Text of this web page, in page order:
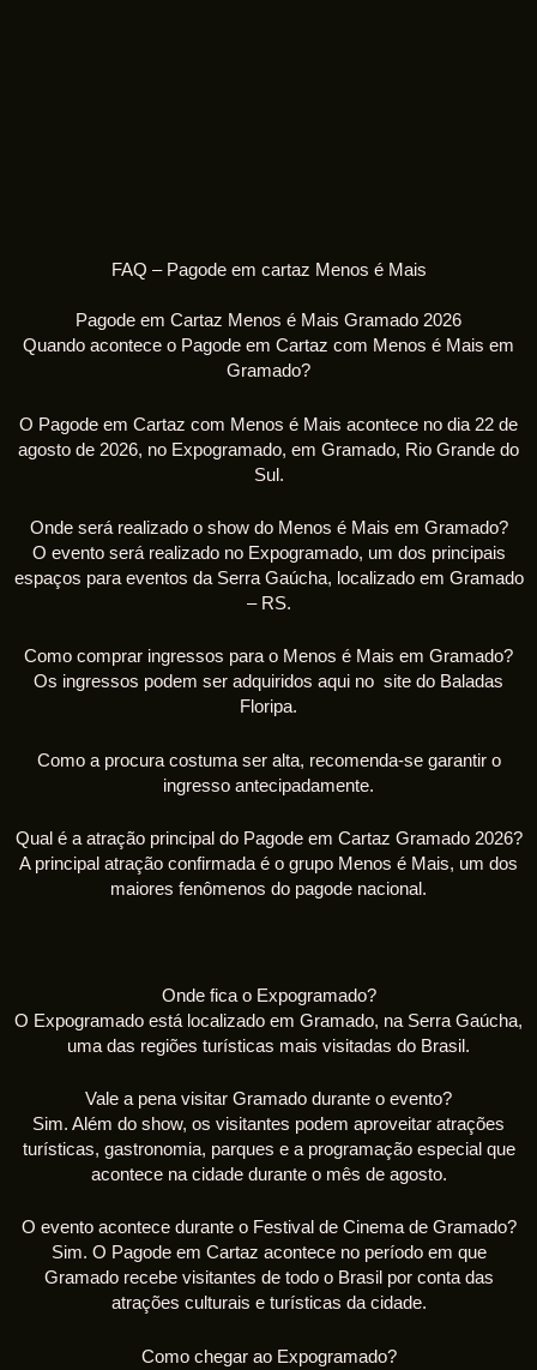
FAQ – Pagode em cartaz Menos é Mais
Pagode em Cartaz Menos é Mais Gramado 2026
Quando acontece o Pagode em Cartaz com Menos é Mais em
Gramado?
O Pagode em Cartaz com Menos é Mais acontece no dia 22 de
agosto de 2026, no Expogramado, em Gramado, Rio Grande do
Sul.
Onde será realizado o show do Menos é Mais em Gramado?
O evento será realizado no Expogramado, um dos principais
espaços para eventos da Serra Gaúcha, localizado em Gramado
– RS.
Como comprar ingressos para o Menos é Mais em Gramado?
Os ingressos podem ser adquiridos aqui no site do Baladas
Floripa.
Como a procura costuma ser alta, recomenda-se garantir o
ingresso antecipadamente.
Qual é a atração principal do Pagode em Cartaz Gramado 2026?
A principal atração confirmada é o grupo Menos é Mais, um dos
maiores fenômenos do pagode nacional.
Onde fica o Expogramado?
O Expogramado está localizado em Gramado, na Serra Gaúcha,
uma das regiões turísticas mais visitadas do Brasil.
Vale a pena visitar Gramado durante o evento?
Sim. Além do show, os visitantes podem aproveitar atrações
turísticas, gastronomia, parques e a programação especial que
acontece na cidade durante o mês de agosto.
O evento acontece durante o Festival de Cinema de Gramado?
Sim. O Pagode em Cartaz acontece no período em que
Gramado recebe visitantes de todo o Brasil por conta das
atrações culturais e turísticas da cidade.
Como chegar ao Expogramado?